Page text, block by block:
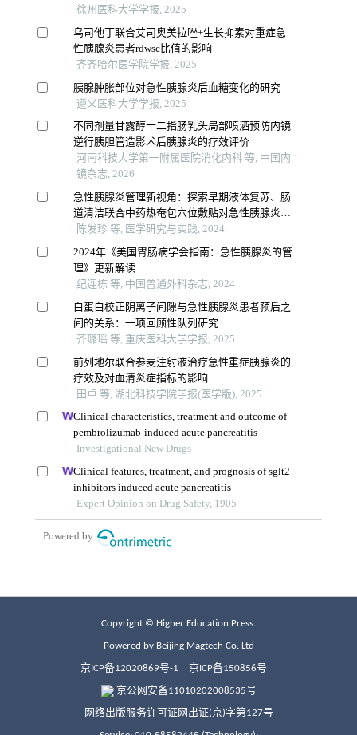
Copyright © Higher Education Press.
Powered by Beijing Magtech Co. Ltd
京ICP备12020869号-1 京ICP备150856号
京公网安备11010202008535号
网络出版服务许可证网出证(京)字第127号